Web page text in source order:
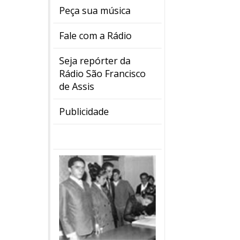
Peça sua música
Fale com a Rádio
Seja repórter da
Rádio São Francisco
de Assis
Publicidade